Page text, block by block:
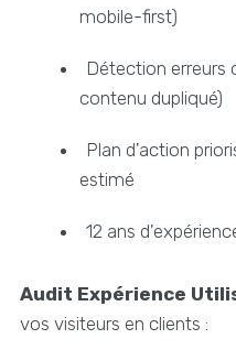
mobile-first)
Détection erreurs
contenu dupliqué)
Plan d'action
estimé
12 ans
Audit Expérience
vos visiteurs en clients :